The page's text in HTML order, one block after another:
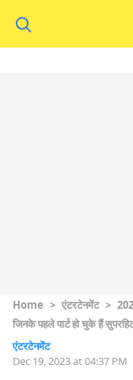
Home > एंटरटेनमेंट >
जिनके पहले पार्ट हो चुके हैं
एंटरटेनमेंट
Dec 19, 2023 at 04:37 PM